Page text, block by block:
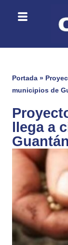
Portada »
municipios de
llega a